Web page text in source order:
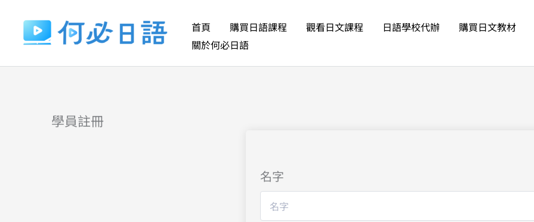
要
首頁 購買日語課程 觀看日文課程 日語學校代辦 購買日文教材
關於何必日語
學員註冊
名字